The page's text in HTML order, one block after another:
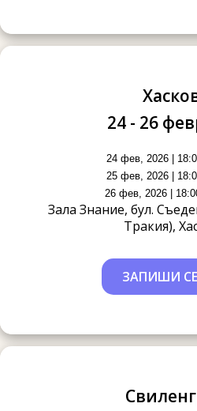
24 - 26
24 фев, 2026 |
25 фев, 2026 |
26 фев, 2026 |
Зала Знание, бул.
Тракия),
ЗАПИШИ